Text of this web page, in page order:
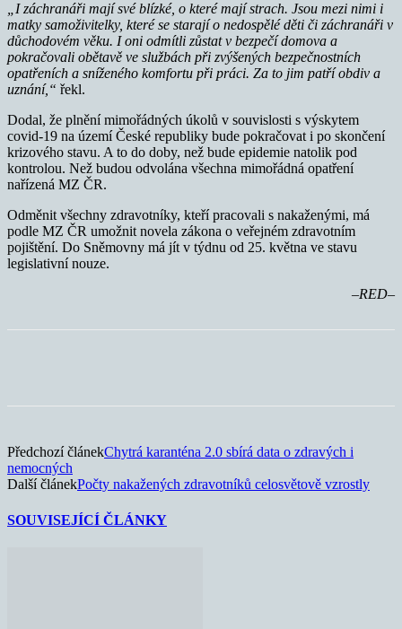
„I záchranáři mají své blízké, o které mají strach. Jsou mezi nimi i
matky samoživitelky, které se starají o nedospělé děti či záchranáři v
důchodovém věku. I oni odmítli zůstat v bezpečí domova a
pokračovali obětavě ve službách při zvýšených bezpečnostních
opatřeních a sníženého komfortu při práci. Za to jim patří obdiv a
uznání,“ řekl.
Dodal, že plnění mimořádných úkolů v souvislosti s výskytem
covid-19 na území České republiky bude pokračovat i po skončení
krizového stavu. A to do doby, než bude epidemie natolik pod
kontrolou. Než budou odvolána všechna mimořádná opatření
nařízená MZ ČR.
Odměnit všechny zdravotníky, kteří pracovali s nakaženými, má
podle MZ ČR umožnit novela zákona o veřejném zdravotním
pojištění. Do Sněmovny má jít v týdnu od 25. května ve stavu
legislativní nouze.
–RED–
Předchozí článekChytrá karanténa 2.0 sbírá data o zdravých i
nemocných
Další článekPočty nakažených zdravotníků celosvětově vzrostly
SOUVISEJÍCÍ ČLÁNKY